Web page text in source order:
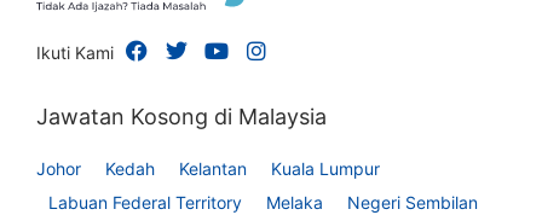
Ikuti Kami
Jawatan Kosong di Malaysia
Johor Kedah Kelantan
Kuala Lumpur
Labuan Federal Territory
Melaka
Negeri Sembilan